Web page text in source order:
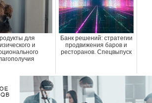
для
и
Банк решений: стратегии
продвижения баров и
ресторанов. Спецвыпуск